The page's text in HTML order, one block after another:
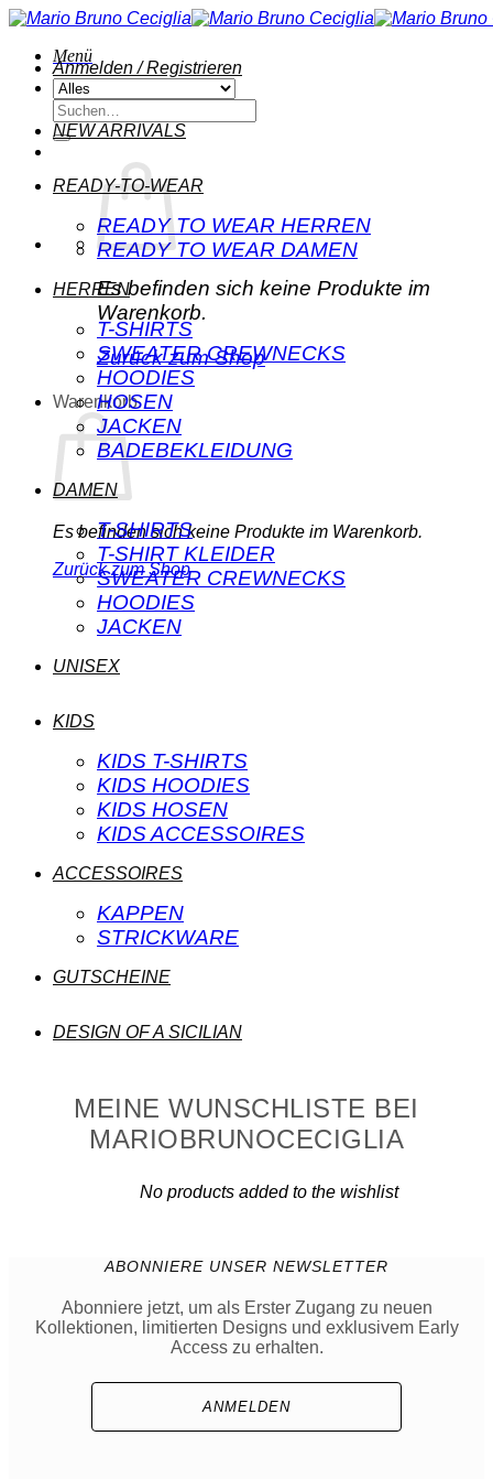
Zum
springen
Menü
Anmelden / Registrieren
Suchen
nach:
Es befinden sich keine Produkte im
Warenkorb.
Zurück zum Shop
Warenkorb
Es befinden sich keine Produkte im Warenkorb.
Zurück zum Shop
NEW ARRIVALS
READY-TO-WEAR
READY TO WEAR HERREN
READY TO WEAR DAMEN
HERREN
T-SHIRTS
SWEATER CREWNECKS
HOODIES
HOSEN
JACKEN
BADEBEKLEIDUNG
DAMEN
T-SHIRTS
T-SHIRT KLEIDER
SWEATER CREWNECKS
HOODIES
JACKEN
UNISEX
KIDS
KIDS T-SHIRTS
KIDS HOODIES
KIDS HOSEN
KIDS ACCESSOIRES
ACCESSOIRES
KAPPEN
STRICKWARE
GUTSCHEINE
DESIGN OF A SICILIAN
MEINE WUNSCHLISTE BEI
MARIOBRUNOCECIGLIA
No products added to the wishlist
ABONNIERE UNSER NEWSLETTER
Abonniere jetzt, um als Erster Zugang zu neuen
Kollektionen, limitierten Designs und exklusivem Early
Access zu erhalten.
ANMELDEN